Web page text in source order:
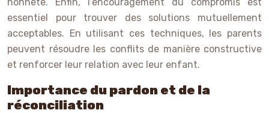
essentiel pour trouver des solutions mutuellement
acceptables. En utilisant ces techniques, les parents
peuvent résoudre les conflits de manière constructive
et renforcer leur relation avec leur enfant.
Importance du pardon et de la
réconciliation